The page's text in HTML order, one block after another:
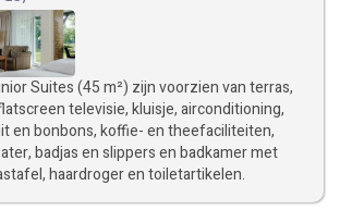
Suites (45 m²) zijn voorzien van terras,
televisie, kluisje, airconditioning,
en bonbons, koffie- en theefaciliteiten,
badjas en slippers en badkamer met
haardroger en toiletartikelen.